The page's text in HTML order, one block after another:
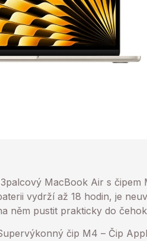
MacBook Air s čipem
vydrží až 18 hodin, je
něm pustit prakticky do
čip M4 – Čip